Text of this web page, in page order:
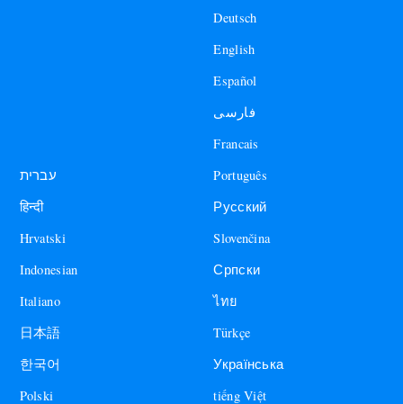
Deutsch
English
Español
فارسی
Francais
עברית
हिन्दी
Hrvatski
Indonesian
Italiano
日本語
한국어
Polski
Português
Русский
Slovenčina
Српски
ไทย
Türkçe
Українська
tiếng Việt